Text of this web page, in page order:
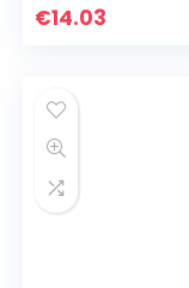
verstelbaar;
€14.03